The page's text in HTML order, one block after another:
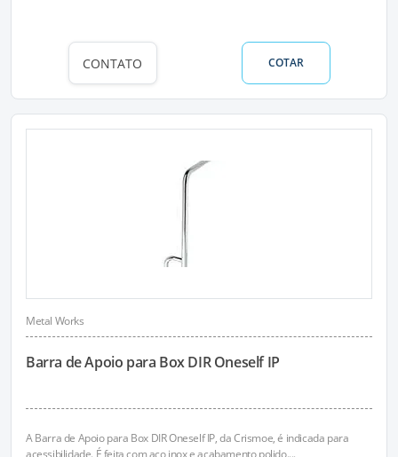
CONTATO COTAR
Metal Works
Barra de Apoio para Box DIR Oneself IP
A Barra de Apoio para Box DIR Oneself IP, da Crismoe, é indicada para
acessibilidade. É feita com aço inox e acabamento polido....